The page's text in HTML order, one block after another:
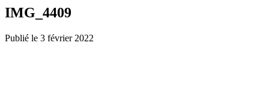
IMG_4409
Publié le 3 février 2022